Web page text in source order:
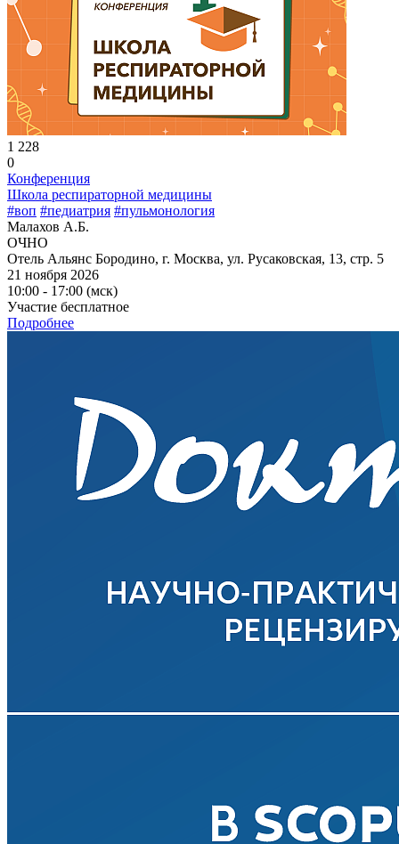
1 228
0
Конференция
Школа респираторной медицины
#воп #педиатрия #пульмонология
Малахов А.Б.
ОЧНО
Отель Альянс Бородино, г. Москва, ул. Русаковская, 13, стр. 5
21 ноября 2026
10:00 - 17:00 (мск)
Участие бесплатное
Подробнее